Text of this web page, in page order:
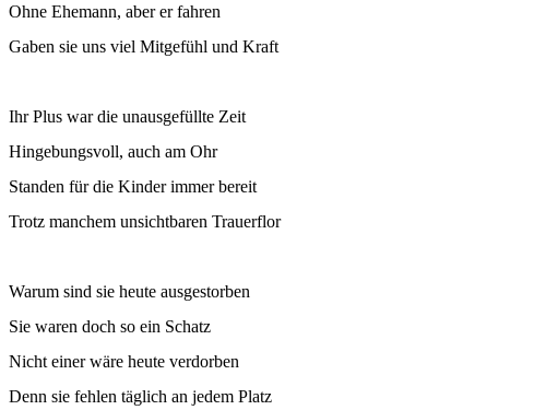
Ohne Ehemann, aber er fahren
Gaben sie uns viel Mitgefühl und Kraft
Ihr Plus war die unausgefüllte Zeit
Hingebungsvoll, auch am Ohr
Standen für die Kinder immer bereit
Trotz manchem unsichtbaren Trauerflor
Warum sind sie heute ausgestorben
Sie waren doch so ein Schatz
Nicht einer wäre heute verdorben
Denn sie fehlen täglich an jedem Platz